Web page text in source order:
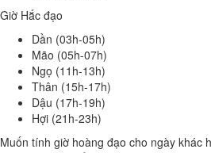
Giờ Hắc đạo
Dần (03h-05h)
Mão (05h-07h)
Ngọ (11h-13h)
Thân (15h-17h)
Dậu (17h-19h)
Hợi (21h-23h)
Muốn tính giờ hoàng đạo cho ngày khác